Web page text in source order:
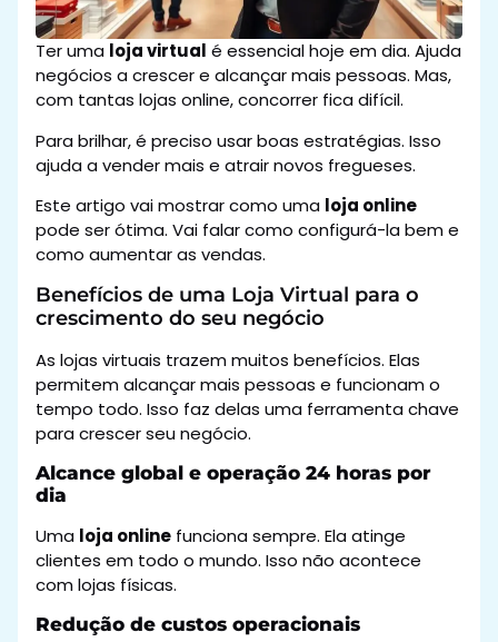
Ter uma loja virtual é essencial hoje em dia. Ajuda
negócios a crescer e alcançar mais pessoas. Mas,
com tantas lojas online, concorrer fica difícil.
Para brilhar, é preciso usar boas estratégias. Isso
ajuda a vender mais e atrair novos fregueses.
Este artigo vai mostrar como uma loja online
pode ser ótima. Vai falar como configurá-la bem e
como aumentar as vendas.
Benefícios de uma Loja Virtual para o
crescimento do seu negócio
As lojas virtuais trazem muitos benefícios. Elas
permitem alcançar mais pessoas e funcionam o
tempo todo. Isso faz delas uma ferramenta chave
para crescer seu negócio.
Alcance global e operação 24 horas por
dia
Uma loja online funciona sempre. Ela atinge
clientes em todo o mundo. Isso não acontece
com lojas físicas.
Redução de custos operacionais